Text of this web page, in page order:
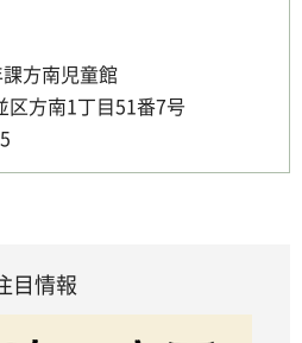
方南児童館
方南1丁目51番7号
目情報